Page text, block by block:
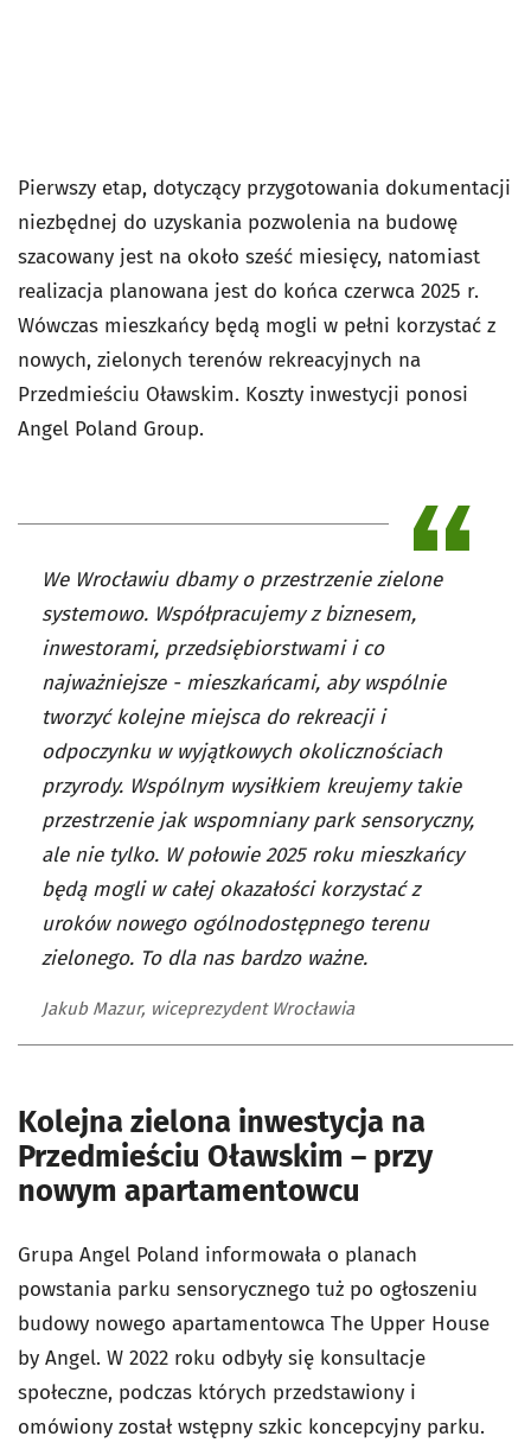
Pierwszy etap, dotyczący przygotowania dokumentacji
niezbędnej do uzyskania pozwolenia na budowę
szacowany jest na około sześć miesięcy, natomiast
realizacja planowana jest do końca czerwca 2025 r.
Wówczas mieszkańcy będą mogli w pełni korzystać z
nowych, zielonych terenów rekreacyjnych na
Przedmieściu Oławskim. Koszty inwestycji ponosi
Angel Poland Group.
We Wrocławiu dbamy o przestrzenie zielone
systemowo. Współpracujemy z biznesem,
inwestorami, przedsiębiorstwami i co
najważniejsze - mieszkańcami, aby wspólnie
tworzyć kolejne miejsca do rekreacji i
odpoczynku w wyjątkowych okolicznościach
przyrody. Wspólnym wysiłkiem kreujemy takie
przestrzenie jak wspomniany park sensoryczny,
ale nie tylko. W połowie 2025 roku mieszkańcy
będą mogli w całej okazałości korzystać z
uroków nowego ogólnodostępnego terenu
zielonego. To dla nas bardzo ważne.
Jakub Mazur, wiceprezydent Wrocławia
Kolejna zielona inwestycja na
Przedmieściu Oławskim – przy
nowym apartamentowcu
Grupa Angel Poland informowała o planach
powstania parku sensorycznego tuż po ogłoszeniu
budowy nowego apartamentowca The Upper House
by Angel. W 2022 roku odbyły się konsultacje
społeczne, podczas których przedstawiony i
omówiony został wstępny szkic koncepcyjny parku.